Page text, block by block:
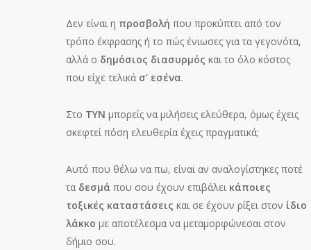
Δεν είναι η προσβολή που προκύπτει από τον
τρόπο έκφρασης ή το πώς ένιωσες για τα γεγονότα,
αλλά ο δημόσιος διασυρμός και το όλο κόστος
που είχε τελικά σ’ εσένα.
Στο TYN μπορείς να μιλήσεις ελεύθερα, όμως έχεις
σκεφτεί πόση ελευθερία έχεις πραγματικά;
Αυτό που θέλω να πω, είναι αν αναλογίστηκες ποτέ
τα δεσμά που σου έχουν επιβάλει κάποιες
τοξικές καταστάσεις και σε έχουν ρίξει στον ίδιο
λάκκο με αποτέλεσμα να μεταμορφώνεσαι στον
δήμιο σου.